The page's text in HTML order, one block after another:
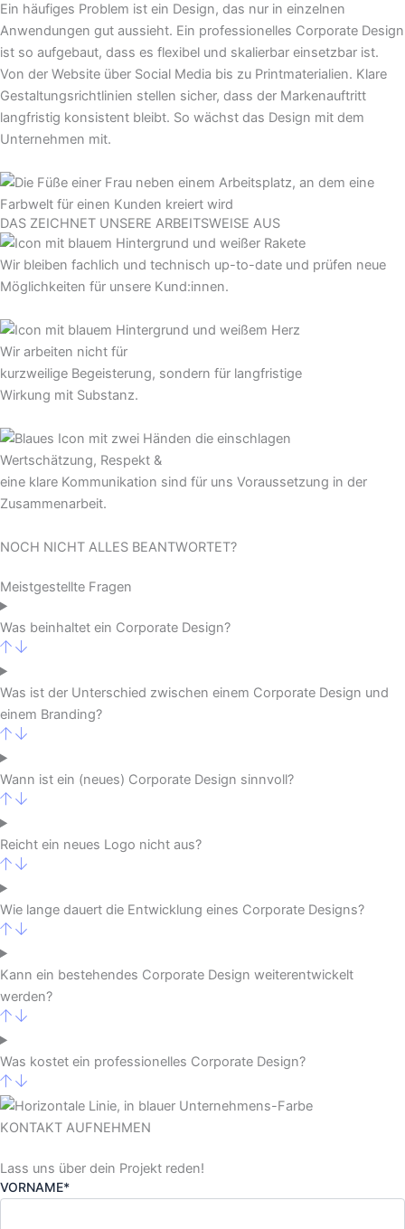
Ein häufiges Problem ist ein Design, das nur in einzelnen
Anwendungen gut aussieht. Ein professionelles Corporate Design
ist so aufgebaut, dass es flexibel und skalierbar einsetzbar ist.
Von der Website über Social Media bis zu Printmaterialien. Klare
Gestaltungsrichtlinien stellen sicher, dass der Markenauftritt
langfristig konsistent bleibt. So wächst das Design mit dem
Unternehmen mit.
DAS ZEICHNET UNSERE ARBEITSWEISE AUS
Wir bleiben fachlich und technisch up-to-date und prüfen neue
Möglichkeiten für unsere Kund:innen.
Wir arbeiten nicht für
kurzweilige Begeisterung, sondern für langfristige
Wirkung mit Substanz.
Wertschätzung, Respekt &
eine klare Kommunikation sind für uns Voraussetzung in der
Zusammenarbeit.
NOCH NICHT ALLES BEANTWORTET?
Meistgestellte Fragen
Was beinhaltet ein Corporate Design?
Was ist der Unterschied zwischen einem Corporate Design und
einem Branding?
Wann ist ein (neues) Corporate Design sinnvoll?
Reicht ein neues Logo nicht aus?
Wie lange dauert die Entwicklung eines Corporate Designs?
Kann ein bestehendes Corporate Design weiterentwickelt
werden?
Was kostet ein professionelles Corporate Design?
KONTAKT AUFNEHMEN
Lass uns über dein Projekt reden!
VORNAME*